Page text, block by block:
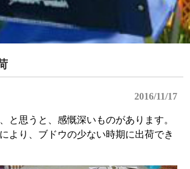
2016/11/17
と思うと、感慨深いものがあります。
より、ブドウの少ない時期に出荷でき